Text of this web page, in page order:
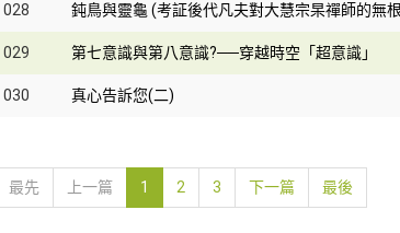
028 鈍鳥與靈龜 (考証後代凡夫對大慧宗杲禪師的無
029 第七意識與第八意識?──穿越時空「超意識」
030 真心告訴您(二)
最先
上一篇 1 2 3 下一篇 最後